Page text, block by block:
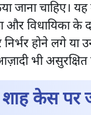
जाना चाहिए।
और विधायिका
होने लगे
भी असुरक्षित
केस पर